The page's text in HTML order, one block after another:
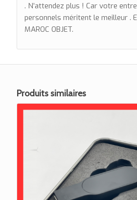
. N’attendez plus ! Car votre
personnels méritent le meilleur .
MAROC OBJET.
Produits similaires